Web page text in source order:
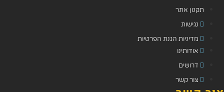
תקנון אתר
נגישות
מדיניות הגנת הפרטיות
אודותינו
דרושים
צור קשר